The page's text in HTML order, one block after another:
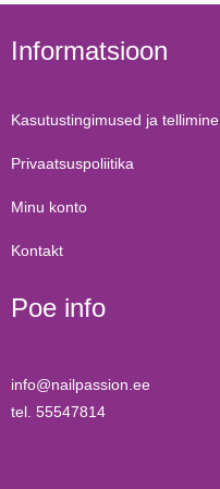
Informatsioon
Kasutustingimused ja tellimine
Privaatsuspoliitika
Minu konto
Kontakt
Poe info
info@nailpassion.ee
tel. 55547814